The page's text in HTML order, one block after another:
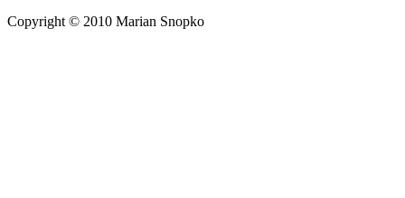
Copyright © 2010 Marian Snopko